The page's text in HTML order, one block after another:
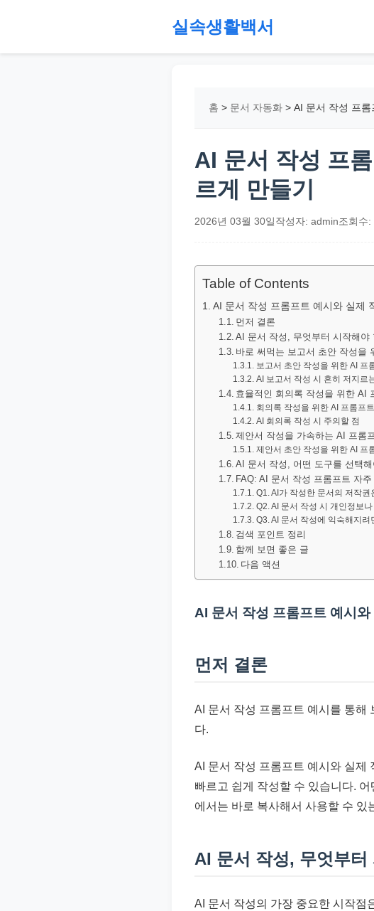
실속생활백서
절
홈 > 문서 자동화 > AI 문서 작성 프
AI 문서 작성 프
르게 만들기
2026년 03월 30일작성자: admin조회수:
Table of Contents
AI 문서 작성 프롬프트 예시와 실제
먼저 결론
AI 문서 작성, 무엇부터 시작해야
바로 써먹는 보고서 초안 작성을
보고서 초안 작성을 위한 AI 프
AI 보고서 작성 시 흔히 저지르
효율적인 회의록 작성을 위한 AI
회의록 작성을 위한 AI 프롬프
AI 회의록 작성 시 주의할 점
제안서 작성을 가속하는 AI 프롬
제안서 초안 작성을 위한 AI 프
AI 문서 작성, 어떤 도구를 선택
FAQ: AI 문서 작성 프롬프트 자
Q1. AI가 작성한 문서의 저작
Q2. AI 문서 작성 시 개인정보
Q3. AI 문서 작성에 익숙해지
검색 포인트 정리
함께 보면 좋은 글
다음 액션
AI 문서 작성 프롬프트 예시
먼저 결론
AI 문서 작성 프롬프트 예시를 통해
다.
AI 문서 작성 프롬프트 예시와 실제
빠르고 쉽게 작성할 수 있습니다.
에서는 바로 복사해서 사용할 수 있
AI 문서 작성, 무엇부
AI 문서 작성의 가장 중요한 시작점